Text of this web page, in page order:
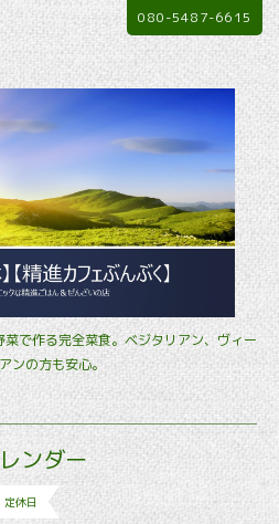
で作る完全菜食。ベジタリアン、ヴィー
ベジタリアンの方も安心。
080-5487-6615
ンダー
定休日